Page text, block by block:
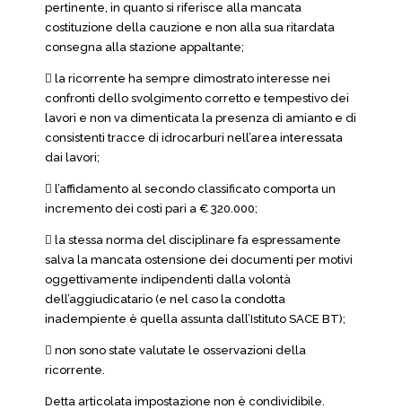
pertinente, in quanto si riferisce alla mancata
costituzione della cauzione e non alla sua ritardata
consegna alla stazione appaltante;
 la ricorrente ha sempre dimostrato interesse nei
confronti dello svolgimento corretto e tempestivo dei
lavori e non va dimenticata la presenza di amianto e di
consistenti tracce di idrocarburi nell’area interessata
dai lavori;
 l’affidamento al secondo classificato comporta un
incremento dei costi pari a € 320.000;
 la stessa norma del disciplinare fa espressamente
salva la mancata ostensione dei documenti per motivi
oggettivamente indipendenti dalla volontà
dell’aggiudicatario (e nel caso la condotta
inadempiente è quella assunta dall’Istituto SACE BT);
 non sono state valutate le osservazioni della
ricorrente.
Detta articolata impostazione non è condividibile.